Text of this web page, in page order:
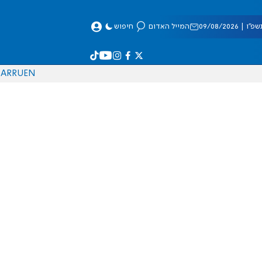
08/2026 המייל האדום חיפוש
EN
RU
AR